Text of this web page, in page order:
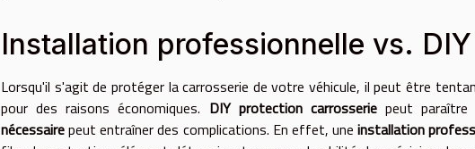
Installation professionnelle vs. DIY
Lorsqu'il s'agit de protéger la carrosserie de votre véhicule, il peut être
pour des raisons économiques. DIY protection carrosseriepeut paraître
nécessairepeut entraîner des complications. En effet, uneinstallation